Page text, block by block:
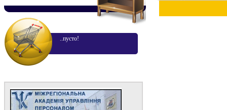
..пусто!